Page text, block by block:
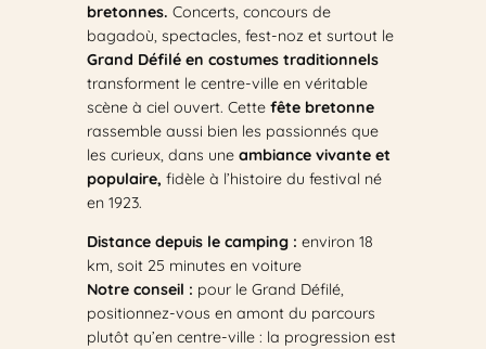
bretonnes. Concerts, concours de
bagadoù, spectacles, fest-noz et surtout le
Grand Défilé en costumes traditionnels
transforment le centre-ville en véritable
scène à ciel ouvert. Cette fête bretonne
rassemble aussi bien les passionnés que
les curieux, dans une ambiance vivante et
populaire, fidèle à l’histoire du festival né
en 1923.
Distance depuis le camping : environ 18
km, soit 25 minutes en voiture
Notre conseil : pour le Grand Défilé,
positionnez-vous en amont du parcours
plutôt qu’en centre-ville : la progression est